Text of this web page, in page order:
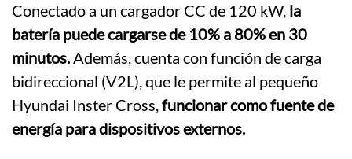
Conectado a un cargador CC de 120 kW, la
batería puede cargarse de 10% a 80% en 30
minutos.Además, cuenta con función de carga
bidireccional (V2L), que le permite al pequeño
Hyundai Inster Cross,funcionar como fuente de
energía para dispositivos externos.